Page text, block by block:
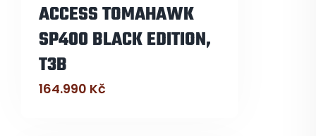
ACCESS TOMAHAWK
SP400 BLACK EDITION,
T3B
164.990 Kč